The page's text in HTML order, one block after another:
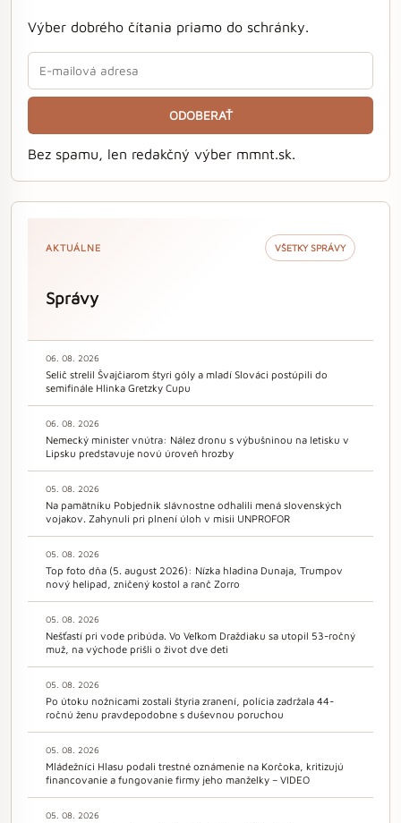
Výber dobrého čítania priamo do schránky.
ODOBERAŤ
Bez spamu, len redakčný výber mmnt.sk.
AKTUÁLNE VŠETKY SPRÁVY
Správy
06. 08. 2026
Selič strelil Švajčiarom štyri góly a mladí Slováci postúpili do
semifinále Hlinka Gretzky Cupu
06. 08. 2026
Nemecký minister vnútra: Nález dronu s výbušninou na letisku v
Lipsku predstavuje novú úroveň hrozby
05. 08. 2026
Na pamätníku Pobjednik slávnostne odhalili mená slovenských
vojakov. Zahynuli pri plnení úloh v misii UNPROFOR
05. 08. 2026
Top foto dňa (5. august 2026): Nízka hladina Dunaja, Trumpov
nový helipad, zničený kostol a ranč Zorro
05. 08. 2026
Nešťastí pri vode pribúda. Vo Veľkom Draždiaku sa utopil 53-ročný
muž, na východe prišli o život dve deti
05. 08. 2026
Po útoku nožnicami zostali štyria zranení, polícia zadržala 44-
ročnú ženu pravdepodobne s duševnou poruchou
05. 08. 2026
Mládežníci Hlasu podali trestné oznámenie na Korčoka, kritizujú
financovanie a fungovanie firmy jeho manželky – VIDEO
05. 08. 2026